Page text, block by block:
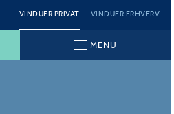
VINDUER PRIVAT VINDUER ERHVERV
MENU